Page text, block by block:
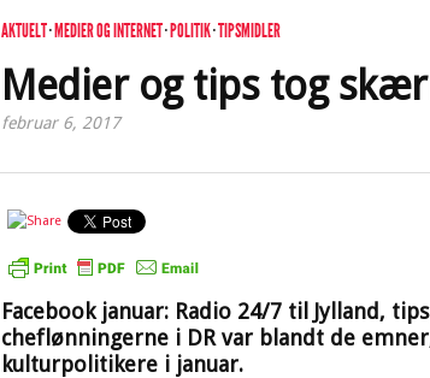
AKTUELT·MEDIER OG INTERNET·POLITIK·TIPSMIDLER
Medier og tips tog
februar 6, 2017
Facebook januar: Radio 24/7 til Jylland,
cheflønningerne i DR var blandt de
kulturpolitikere i januar.